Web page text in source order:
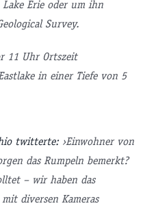
Erie oder um ihn
Survey.
11 Uhr Ortszeit
in einer Tiefe von 5
twitterte:›Einwohner von
das Rumpeln bemerkt?
– wir haben das
diversen Kameras